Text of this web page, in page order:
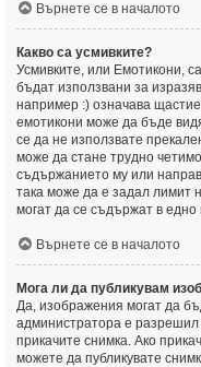
Върнете се в началото
Какво са усмивките?
Усмивките, или Емотикони,
бъдат използвани за
например :) означава
емотикони може да бъде
се да не използвате
може да стане трудно
съдържанието му или
така може да е задал лимит
могат да се съдържат в
Върнете се в началото
Мога ли да публикувам
Да, изображения могат да
администратора е
прикачите снимка. Ако
можете да публикувате